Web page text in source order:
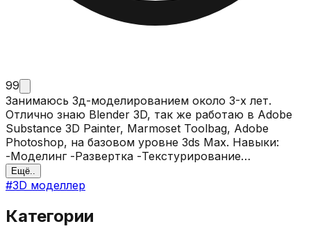
99
Занимаюсь 3д-моделированием около 3-х лет.
Отлично знаю Blender 3D, так же работаю в Adobe
Substance 3D Painter, Marmoset Toolbag, Adobe
Photoshop, на базовом уровне 3ds Max. Навыки:
-Моделинг -Развертка -Текстурирование
-Анимация -Рендеринг
Ещё..
#3D моделлер
Категории